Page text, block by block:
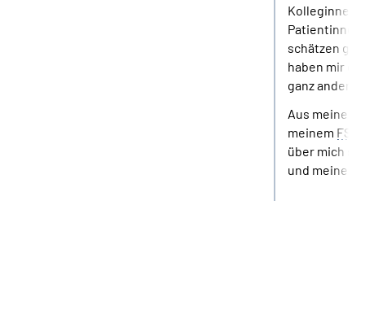
Kolleginnen
Patientinnen
schätzen
haben mir
ganz
Aus meiner
meinem FSJ
über mich
und meinen